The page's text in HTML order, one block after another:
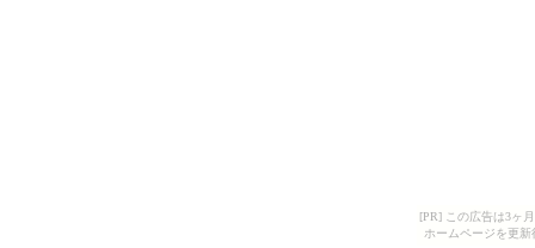
[PR] この広告は3ヶ
ホームページを更